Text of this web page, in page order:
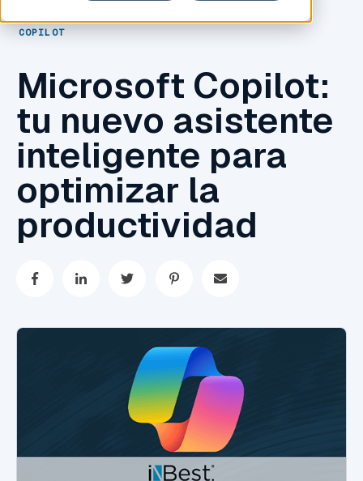
COPILOT
Microsoft Copilot:
tu nuevo asistente
inteligente para
optimizar la
productividad